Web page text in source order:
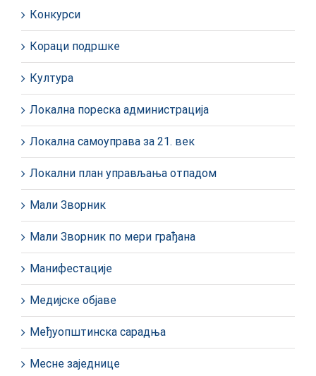
Конкурси
Кораци подршке
Култура
Локална пореска администрација
Локална самоуправа за 21. век
Локални план управљања отпадом
Мали Зворник
Мали Зворник по мери грађана
Манифестације
Медијске објаве
Међуопштинска сарадња
Месне заједнице